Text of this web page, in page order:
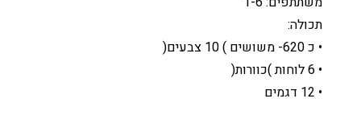
תכולה:
• כ 620- משושים ) 10 צבעים(
• 6 לוחות )כוורות(
• 12 דגמים